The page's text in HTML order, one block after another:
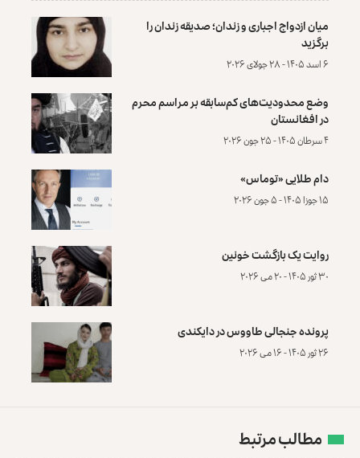
میان ازدواج اجباری و زندان؛ صدیقه زندان را
برگزید
۶ اسد ۱۴۰۵ - ۲۸ جولای ۲۰۲۶
وضع محدودیت‌های کم‌سابقه بر مراسم محرم
در افغانستان
۴ سرطان ۱۴۰۵ - ۲۵ جون ۲۰۲۶
دام طلایی «توماس»
۱۵ جوزا ۱۴۰۵ - ۵ جون ۲۰۲۶
روایت یک بازگشت خونین
۳۰ ثور ۱۴۰۵ - ۲۰ می ۲۰۲۶
پرونده‌ جنجالی طاووس در دایکندی
۲۶ ثور ۱۴۰۵ - ۱۶ می ۲۰۲۶
مطالب مرتبط